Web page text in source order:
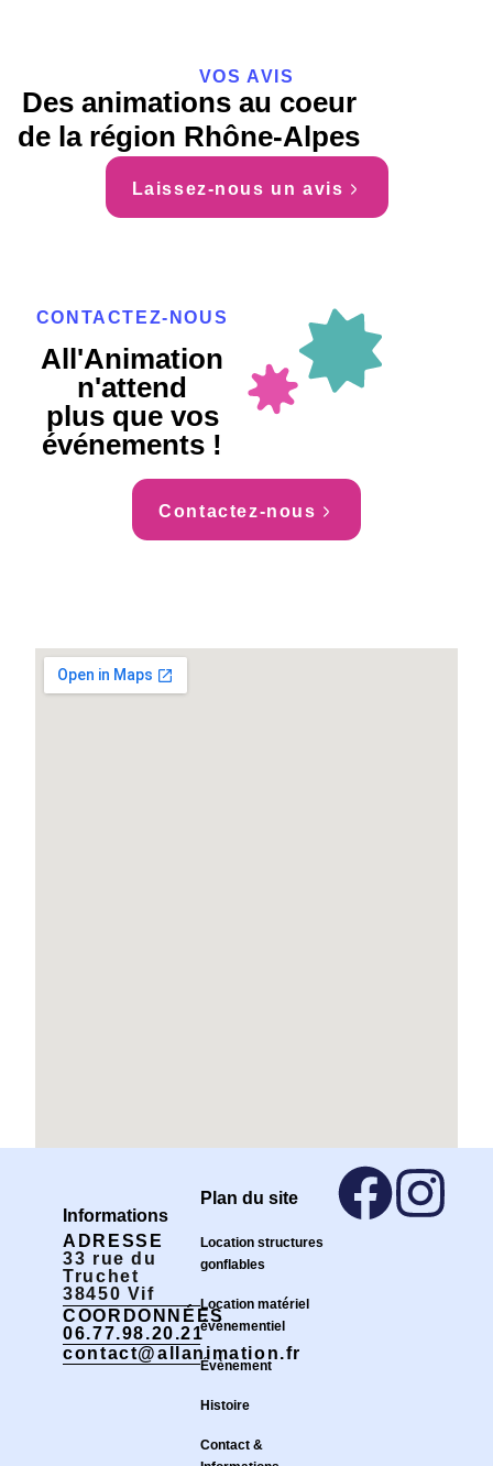
VOS AVIS
Des animations au coeur
de la région Rhône-Alpes
Laissez-nous un avis
CONTACTEZ-NOUS
All'Animation
n'attend
plus que vos
événements !
Contactez-nous
Informations
ADRESSE
33 rue du
Truchet
38450 Vif
COORDONNÉES
06.77.98.20.21
contact@allanimation.fr
Plan du site
Location structures
gonflables
Location matériel
événementiel
Évènement
Histoire
Contact &